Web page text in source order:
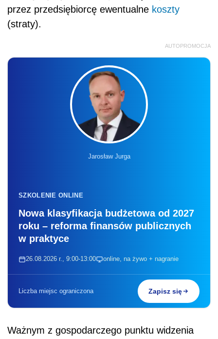
przez przedsiębiorcę ewentualne koszty
(straty).
AUTOPROMOCJA
Jarosław Jurga
SZKOLENIE ONLINE
Nowa klasyfikacja budżetowa od 2027
roku – reforma finansów publicznych
w praktyce
26.08.2026 r., 9:00-13:00 online, na żywo + nagranie
Liczba miejsc ograniczona Zapisz się
Ważnym z gospodarczego punktu widzenia